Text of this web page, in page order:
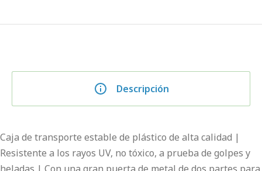
Descripción
Caja de transporte estable de plástico de alta calidad |
Resistente a los rayos UV, no tóxico, a prueba de golpes y